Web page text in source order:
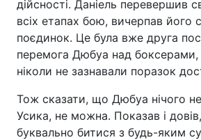
дійсності. Даніель перевершив
всіх етапах бою, вичерпав його
поєдинок. Це була вже друга
перемога Дюбуа над боксерами,
ніколи не зазнавали поразок
Тож сказати, що Дюбуа нічого не
Усика, не можна. Показав і
буквально битися з будь-яким